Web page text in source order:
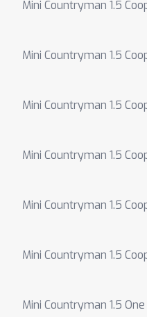
Mini Countryman 1.5
Mini Countryman 1.5
Mini Countryman 1.5
Mini Countryman 1.5
Mini Countryman 1.5
Mini Countryman 1.5
Mini Countryman 1.5